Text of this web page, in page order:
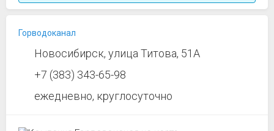
Горводоканал
Новосибирск, улица Титова, 51А
+7 (383) 343-65-98
ежедневно, круглосуточно